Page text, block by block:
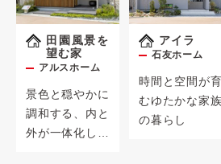
田園風景を
望む家
アルスホーム
景色と穏やかに
調和する、内と
外が一体化した
アイラ
石友ホーム
時間と空間が育
むゆたかな家族
の暮らし